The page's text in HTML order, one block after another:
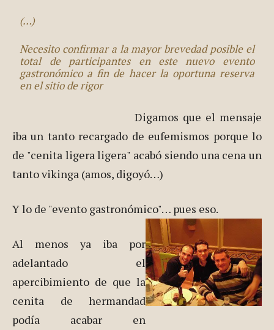
(…)
Necesito confirmar a la mayor brevedad posible el
total de participantes en este nuevo evento
gastronómico a fin de hacer la oportuna reserva
en el sitio de rigor
Digamos que el mensaje
iba un tanto recargado de eufemismos porque lo
de "cenita ligera ligera" acabó siendo una cena un
tanto vikinga (amos, digoyó…)
Y lo de "evento gastronómico"… pues eso.
Al menos ya iba por
adelantado el
apercibimiento de que la
cenita de hermandad
podía acabar en